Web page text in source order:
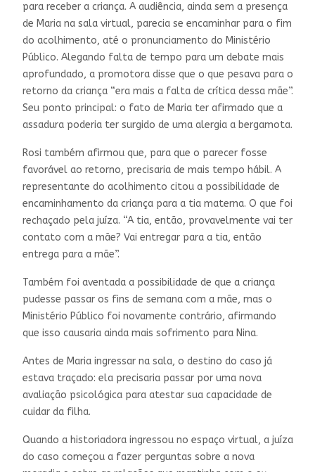
para receber a criança. A audiência, ainda sem a presença
de Maria na sala virtual, parecia se encaminhar para o fim
do acolhimento, até o pronunciamento do Ministério
Público. Alegando falta de tempo para um debate mais
aprofundado, a promotora disse que o que pesava para o
retorno da criança “era mais a falta de crítica dessa mãe”.
Seu ponto principal: o fato de Maria ter afirmado que a
assadura poderia ter surgido de uma alergia a bergamota.
Rosi também afirmou que, para que o parecer fosse
favorável ao retorno, precisaria de mais tempo hábil. A
representante do acolhimento citou a possibilidade de
encaminhamento da criança para a tia materna. O que foi
rechaçado pela juíza. “A tia, então, provavelmente vai ter
contato com a mãe? Vai entregar para a tia, então
entrega para a mãe”.
Também foi aventada a possibilidade de que a criança
pudesse passar os fins de semana com a mãe, mas o
Ministério Público foi novamente contrário, afirmando
que isso causaria ainda mais sofrimento para Nina.
Antes de Maria ingressar na sala, o destino do caso já
estava traçado: ela precisaria passar por uma nova
avaliação psicológica para atestar sua capacidade de
cuidar da filha.
Quando a historiadora ingressou no espaço virtual, a juíza
do caso começou a fazer perguntas sobre a nova